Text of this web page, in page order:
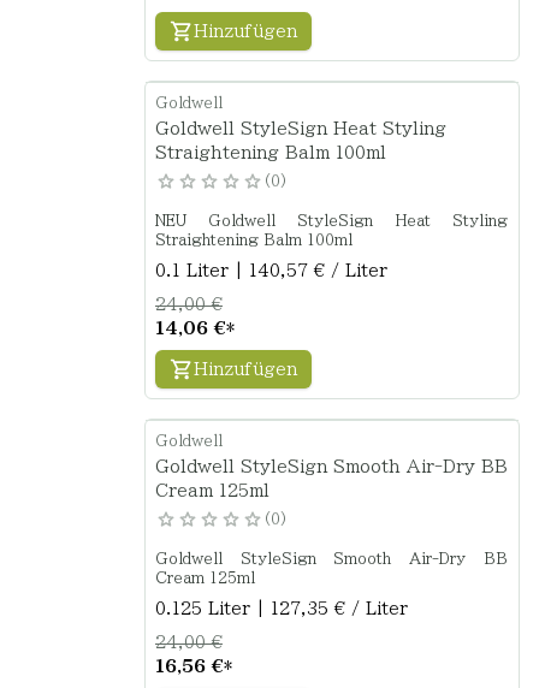
Hinzufügen
Goldwell
Goldwell StyleSign Heat Styling
Straightening Balm 100ml
0
NEU Goldwell StyleSign Heat Styling
Straightening Balm 100ml
0.1 Liter | 140,57 € / Liter
14,06 €*
24,00 €
Hinzufügen
Goldwell
Goldwell StyleSign Smooth Air-Dry BB
Cream 125ml
0
Goldwell StyleSign Smooth Air-Dry BB
Cream 125ml
0.125 Liter | 127,35 € / Liter
16,56 €*
24,00 €